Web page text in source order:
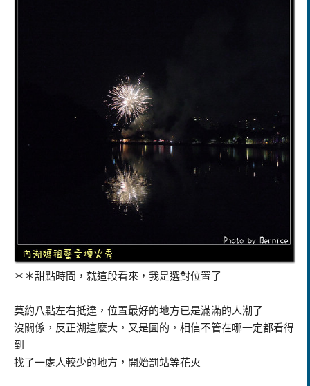
＊＊甜點時間，就這段看來，我是選對位置了
莫約八點左右抵達，位置最好的地方已是滿滿的人潮了
沒關係，反正湖這麼大，又是圓的，相信不管在哪一定都看得
到
找了一處人較少的地方，開始罰站等花火